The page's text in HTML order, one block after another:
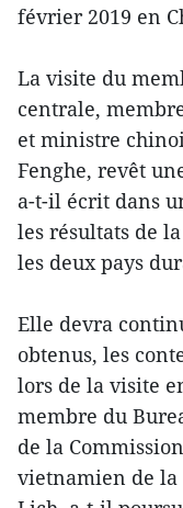
février 2019 en
La visite du
centrale,
et ministre
Fenghe, revêt
a-t-il écrit dans
les résultats de
les deux pays
Elle devra
obtenus, les
lors de la visite
membre du
de la
vietnamien de la